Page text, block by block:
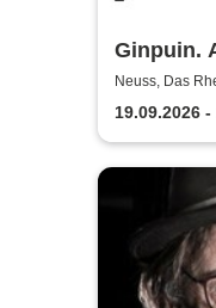
Ginpuin.
dem
Neuss
Neuss, Das
Bühne
19.09.2026